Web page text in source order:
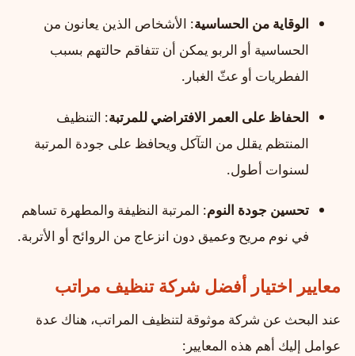
الوقاية من الحساسية: الأشخاص الذين يعانون من
الحساسية أو الربو يمكن أن تتفاقم حالتهم بسبب
الفطريات أو عثّ الغبار.
الحفاظ على العمر الافتراضي للمرتبة: التنظيف
المنتظم يقلل من التآكل ويحافظ على جودة المرتبة
لسنوات أطول.
تحسين جودة النوم: المرتبة النظيفة والمطهرة تساهم
في نوم مريح وعميق دون انزعاج من الروائح أو الأتربة.
معايير اختيار أفضل شركة تنظيف مراتب
عند البحث عن شركة موثوقة لتنظيف المراتب، هناك عدة
عوامل إليك أهم هذه المعايير: